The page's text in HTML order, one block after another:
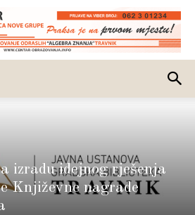
izradu idejnog rješenja
Književne nagrade